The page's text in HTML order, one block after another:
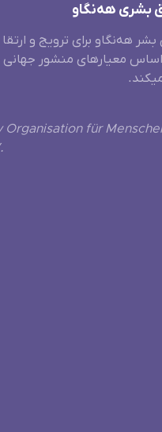
بشری هەنگاو
هه‌نگاو برای ترویج و
معیارهای منشور
Organisation für